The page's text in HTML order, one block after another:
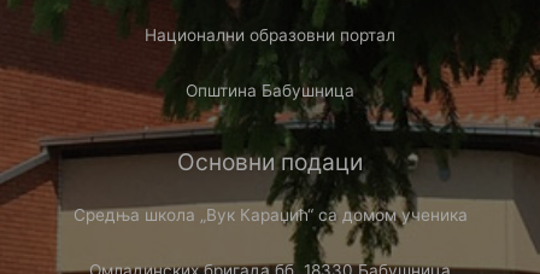
Национални образовни портал
Општина Бабушница
Основни подаци
Средња школа „Вук Караџић“ са домом ученика